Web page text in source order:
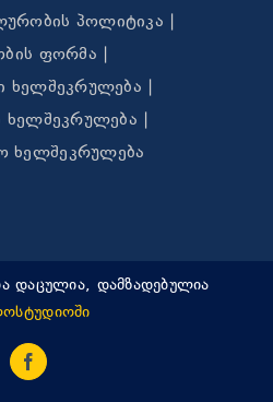
პოლიტიკა
ფორმა
ხელშეკრულება
ხელშეკრულება
ხელშეკრულება
დაცულია, დამზადებულია
Facebook